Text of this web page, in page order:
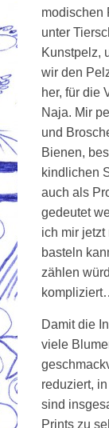
modischen
unter
Kunstpelz,
wir den
her, für die
Naja. Mir
und
Bienen,
kindlichen
auch als
gedeutet
ich mir jetzt
basteln
zählen
Damit die
viele
reduziert,
sind
Prints zu